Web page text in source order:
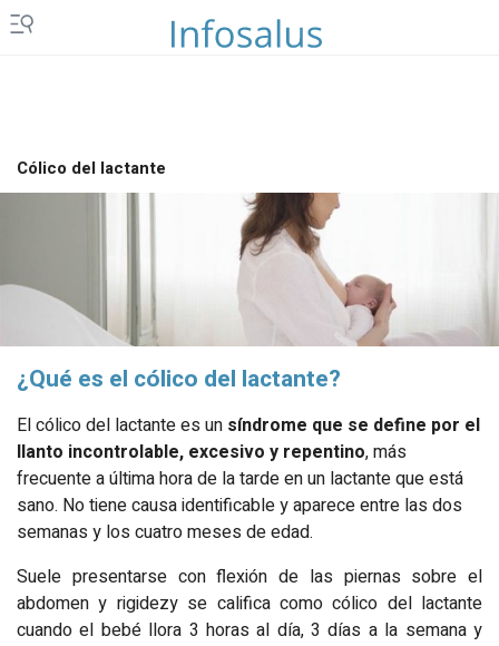
Cólico del lactante
¿Qué es el cólico del lactante?
El cólico del lactante es un síndrome que se define por el
llanto incontrolable, excesivo y repentino, más
frecuente a última hora de la tarde en un lactante que está
sano. No tiene causa identificable y aparece entre las dos
semanas y los cuatro meses de edad.
Suele presentarse con flexión de las piernas sobre el
abdomen y rigidezy se califica como cólico del lactante
cuando el bebé llora 3 horas al día, 3 días a la semana y